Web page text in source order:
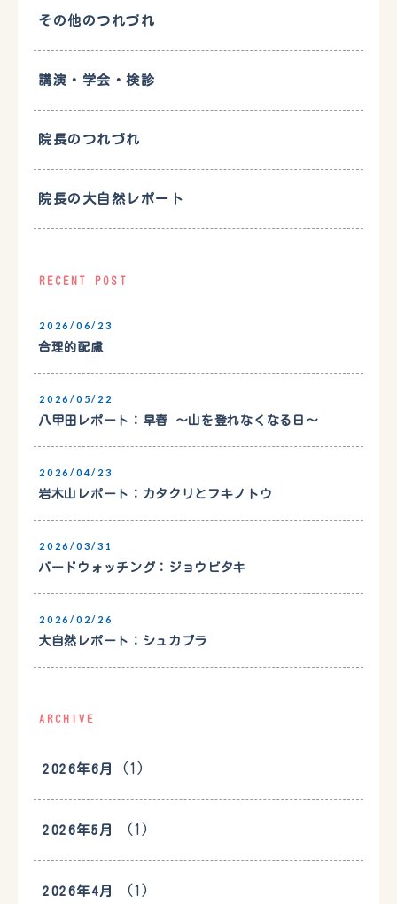
その他のつれづれ
講演・学会・検診
院長のつれづれ
院長の大自然レポート
RECENT POST
2026/06/23
合理的配慮
2026/05/22
八甲田レポート：早春 〜山を登れなくなる日〜
2026/04/23
岩木山レポート：カタクリとフキノトウ
2026/03/31
バードウォッチング：ジョウビタキ
2026/02/26
大自然レポート：シュカブラ
ARCHIVE
2026年6月 (1)
2026年5月 (1)
2026年4月 (1)